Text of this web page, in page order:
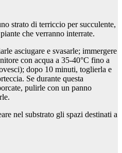
strato di terriccio per succulente,
che verranno interrate.
asciugare e svasarle; immergere
con acqua a 35-40°C fino a
dopo 10 minuti, toglierla e
Se durante questa
pulirle con un panno
nel substrato gli spazi destinati a